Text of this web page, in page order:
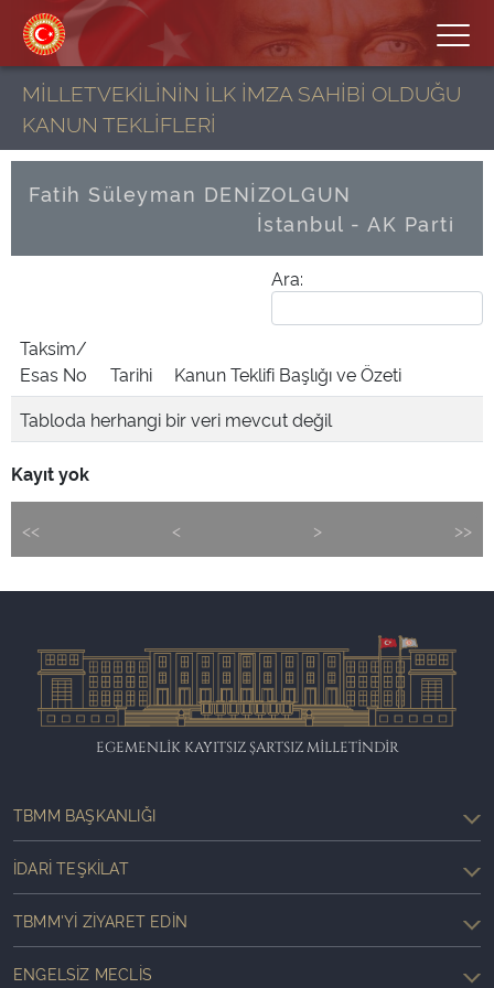
MİLLETVEKİLİNİN İLK İMZA SAHİBİ OLDUĞU
KANUN TEKLİFLERİ
Fatih Süleyman DENİZOLGUN
İstanbul - AK Parti
Ara:
Taksim/
Esas No
Tarihi
Kanun Teklifi Başlığı ve Özeti
Tabloda herhangi bir veri mevcut değil
Kayıt yok
<< < > >>
EGEMENLİK KAYITSIZ ŞARTSIZ MİLLETİNDİR
TBMM BAŞKANLIĞI
İDARI TEŞKILAT
TBMM'YI ZIYARET EDIN
ENGELSIZ MECLIS